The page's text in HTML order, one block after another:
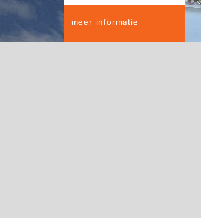
meer informatie